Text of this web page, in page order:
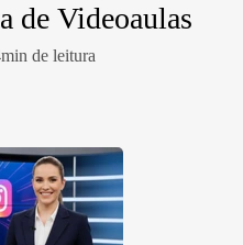
de Videoaulas
de leitura